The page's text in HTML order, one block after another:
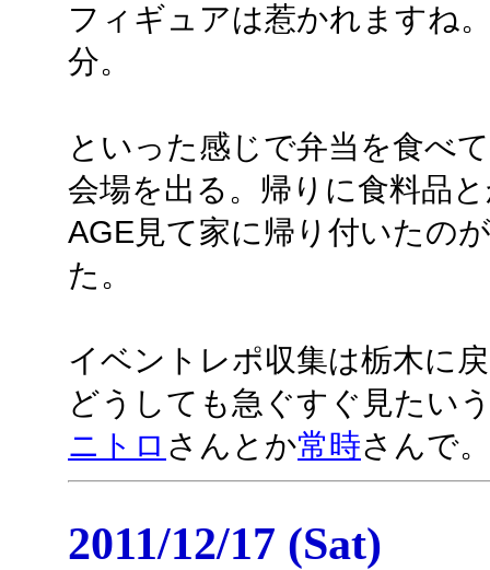
フィギュアは惹かれますね
分。
といった感じで弁当を食べ
会場を出る。帰りに食料品
AGE見て家に帰り付いたの
た。
イベントレポ収集は栃木に
どうしても急ぐすぐ見たい
ニトロ さんとか常時さんで
2011/12/17 (Sat)